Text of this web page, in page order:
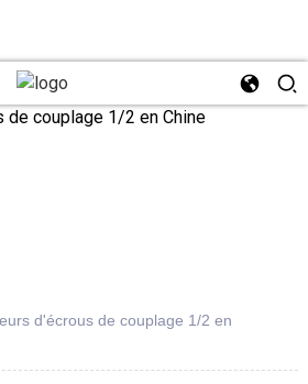
d'écrous de couplage 1/2 en